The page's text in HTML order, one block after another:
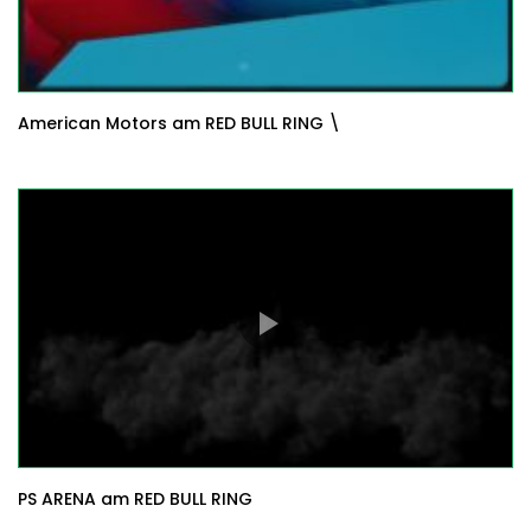
American Motors am RED BULL RING \
PS ARENA am RED BULL RING